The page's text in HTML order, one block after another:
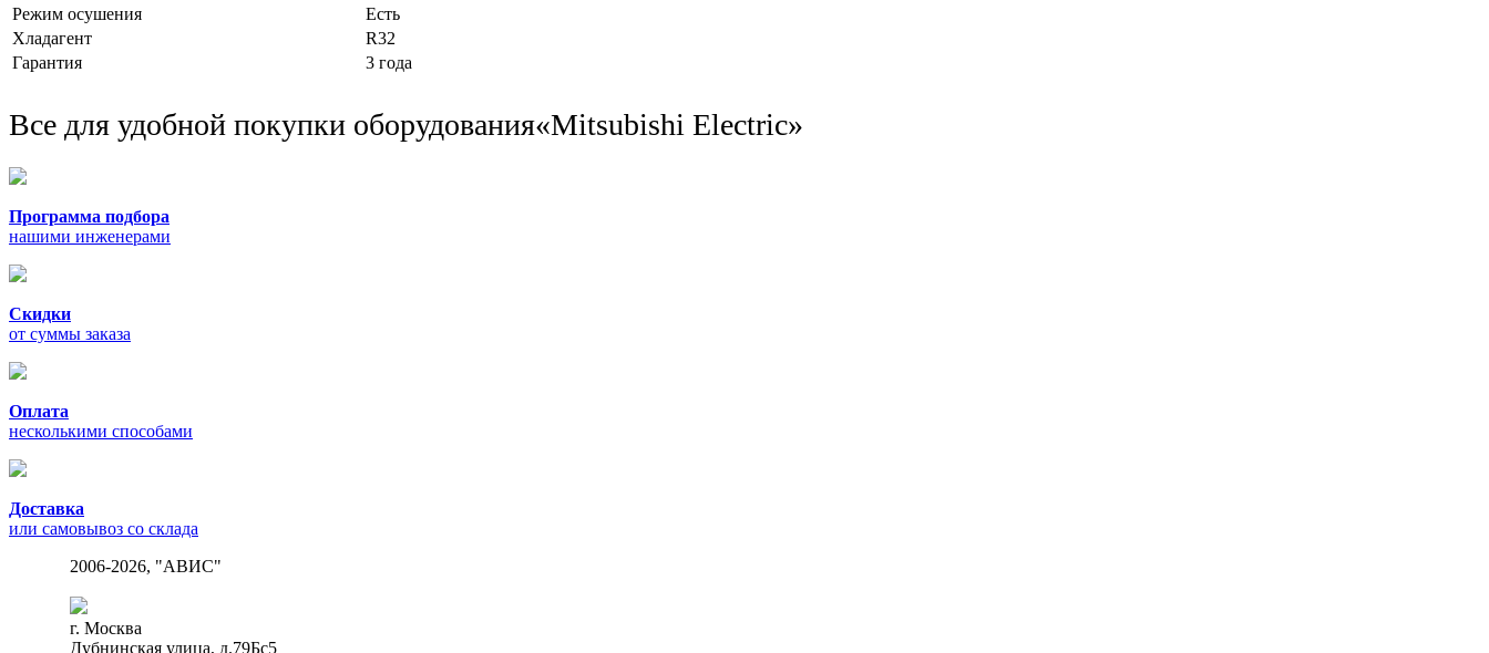
Режим осушения
Есть
Хладагент
R32
Гарантия
3 года
Все для удобной покупки оборудования«Mitsubishi Electric»
Программа подбора
нашими инженерами
Скидки
от суммы заказа
Оплата
несколькими способами
Доставка
или самовывоз со склада
2006-2026, "АВИС"
г. Москва
Дубнинская улица, д.79Бс5